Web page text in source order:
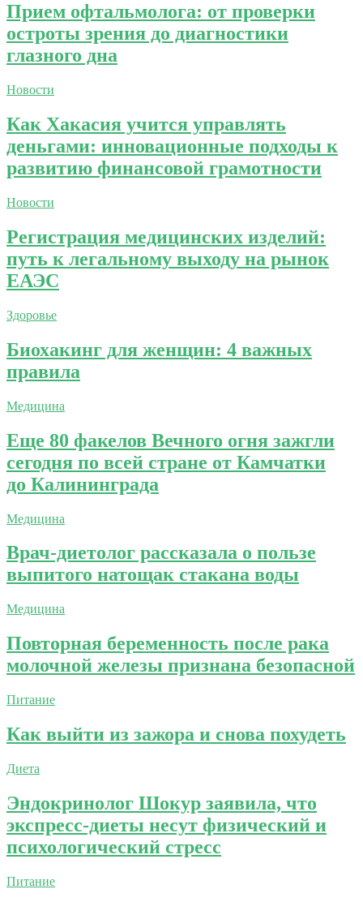
Прием офтальмолога: от проверки
остроты зрения до диагностики
глазного дна
Новости
Как Хакасия учится управлять
деньгами: инновационные подходы к
развитию финансовой грамотности
Новости
Регистрация медицинских изделий:
путь к легальному выходу на рынок
ЕАЭС
Здоровье
Биохакинг для женщин: 4 важных
правила
Медицина
Еще 80 факелов Вечного огня зажгли
сегодня по всей стране от Камчатки
до Калининграда
Медицина
Врач-диетолог рассказала о пользе
выпитого натощак стакана воды
Медицина
Повторная беременность после рака
молочной железы признана безопасной
Питание
Как выйти из зажора и снова похудеть
Диета
Эндокринолог Шокур заявила, что
экспресс-диеты несут физический и
психологический стресс
Питание